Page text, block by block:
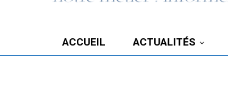
ACCUEIL ACTUALITÉS